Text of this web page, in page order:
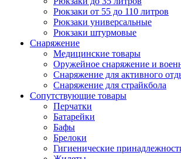
Рюкзаки от 55 до 110 литров
Рюкзаки универсальные
Рюкзаки штурмовые
Снаряжение
Медицинские товары
Оружейное снаряжение и
Снаряжение для активного
Снаряжение для страйкбола
Сопутствующие товары
Перчатки
Батарейки
Бафы
Брелоки
Гигиенические